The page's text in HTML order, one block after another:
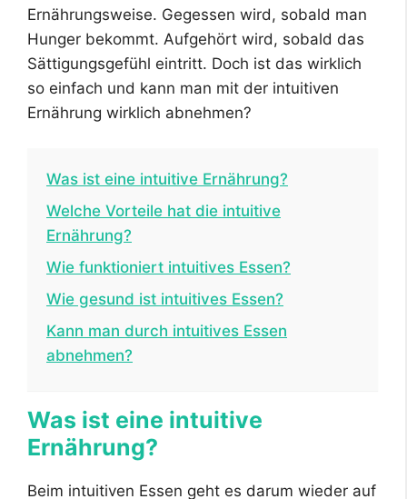
Ernährungsweise. Gegessen wird, sobald man
Hunger bekommt. Aufgehört wird, sobald das
Sättigungsgefühl eintritt. Doch ist das wirklich
so einfach und kann man mit der intuitiven
Ernährung wirklich abnehmen?
Was ist eine intuitive Ernährung?
Welche Vorteile hat die intuitive
Ernährung?
Wie funktioniert intuitives Essen?
Wie gesund ist intuitives Essen?
Kann man durch intuitives Essen
abnehmen?
Was ist eine intuitive
Ernährung?
Beim intuitiven Essen geht es darum wieder auf